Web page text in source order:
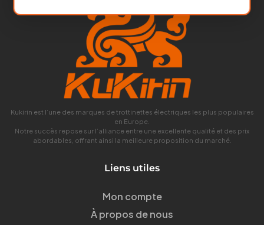
Kukirin est l’une des marques de trottinettes électriques les plus populaires
en Europe.
Notre succès repose sur l’alliance entre une excellente qualité et des prix
abordables, offrant ainsi la meilleure proposition du marché.
Liens utiles
Mon compte
À propos de nous